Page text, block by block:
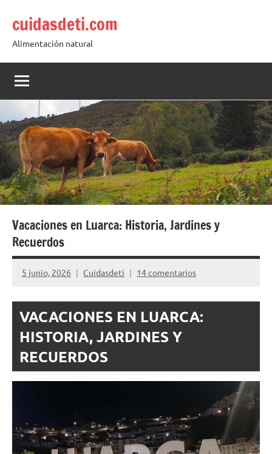
contenido
cuidasdeti.com
Alimentación natural
Vacaciones en Luarca: Historia, Jardines y
Recuerdos
5 junio, 2026 Cuidasdeti 14 comentarios
VACACIONES EN LUARCA:
HISTORIA, JARDINES Y
RECUERDOS